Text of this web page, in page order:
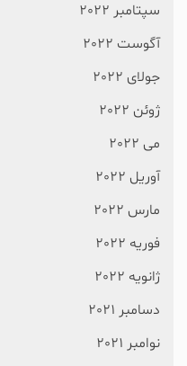
سپتامبر 2022
آگوست 2022
جولای 2022
ژوئن 2022
می 2022
آوریل 2022
مارس 2022
فوریه 2022
ژانویه 2022
دسامبر 2021
نوامبر 2021